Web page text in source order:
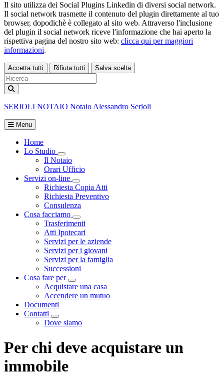
Il sito utilizza dei Social Plugins Linkedin di diversi social network.
Il social network trasmette il contenuto del plugin direttamente al tuo
browser, dopodichè è collegato al sito web. Attraverso l'inclusione
del plugin il social network riceve l'informazione che hai aperto la
rispettiva pagina del nostro sito web: clicca qui per maggiori
informazioni.
Accetta tutti Rifiuta tutti Salva scelta
Loading...
SERIOLI NOTAIO Notaio Alessandro Serioli
Menu
Home
Lo Studio
Visualizza menù di secondo livello
Il Notaio
Orari Ufficio
Servizi on-line
Visualizza menù di secondo livello
Richiesta Copia Atti
Richiesta Preventivo
Consulenza
Cosa facciamo
Visualizza menù di secondo livello
Trasferimenti
Atti Ipotecari
Servizi per le aziende
Servizi per i giovani
Servizi per la famiglia
Successioni
Cosa fare per
Visualizza menù di secondo livello
Acquistare una casa
Accendere un mutuo
Documenti
Contatti
Visualizza menù di secondo livello
Dove siamo
Per chi deve acquistare un
immobile